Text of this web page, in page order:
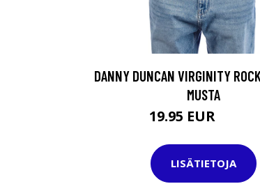
DANNY DUNCAN VIRGINITY
MUSTA
19.95 EUR
LISÄTIETOJA